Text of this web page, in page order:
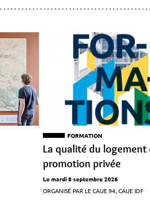
FORMATION
La qualité du logement
promotion privée
Le mardi 8 septembre 2026
ORGANISÉ PAR LE CAUE 94, CAUE IDF